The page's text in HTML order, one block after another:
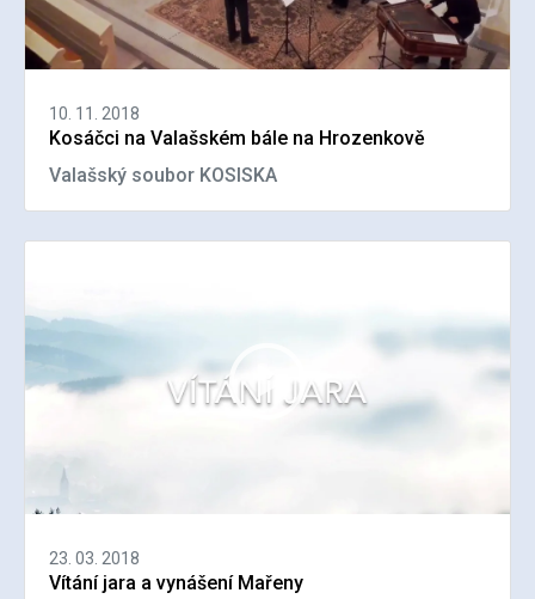
10. 11. 2018
Kosáčci na Valašském bále na Hrozenkově
Valašský soubor KOSISKA
23. 03. 2018
Vítání jara a vynášení Mařeny